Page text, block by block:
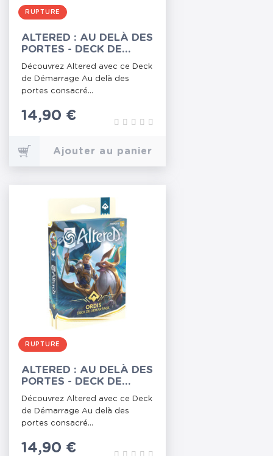
RUPTURE
ALTERED : AU DELÀ DES
PORTES - DECK DE
DÉMARRAGE BRAVOS
Découvrez Altered avec ce Deck
de Démarrage Au delà des
portes consacré...
Prix
14,90 €
Ajouter au panier
RUPTURE
ALTERED : AU DELÀ DES
PORTES - DECK DE
DÉMARRAGE ORDIS
Découvrez Altered avec ce Deck
de Démarrage Au delà des
portes consacré...
Prix
14,90 €